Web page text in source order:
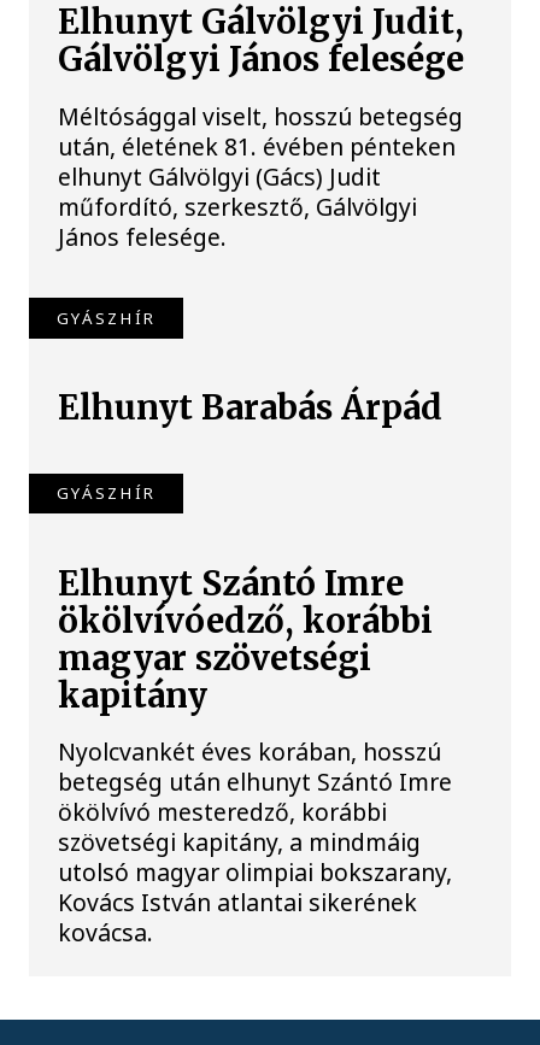
Elhunyt Gálvölgyi Judit,
Gálvölgyi János felesége
Méltósággal viselt, hosszú betegség
után, életének 81. évében pénteken
elhunyt Gálvölgyi (Gács) Judit
műfordító, szerkesztő, Gálvölgyi
János felesége.
GYÁSZHÍR
Elhunyt Barabás Árpád
GYÁSZHÍR
Elhunyt Szántó Imre
ökölvívóedző, korábbi
magyar szövetségi
kapitány
Nyolcvankét éves korában, hosszú
betegség után elhunyt Szántó Imre
ökölvívó mesteredző, korábbi
szövetségi kapitány, a mindmáig
utolsó magyar olimpiai bokszarany,
Kovács István atlantai sikerének
kovácsa.